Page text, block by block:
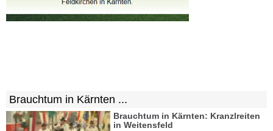
Brauchtum in Kärnten ...
Brauchtum in Kärnten: Kranzlreiten
in Weitensfeld